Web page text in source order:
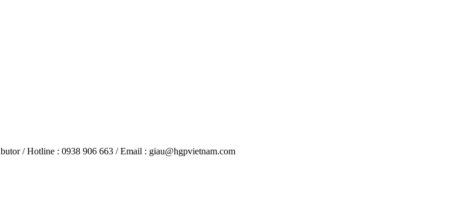
/ Hotline : 0938 906 663 / Email : giau@hgpvietnam.com